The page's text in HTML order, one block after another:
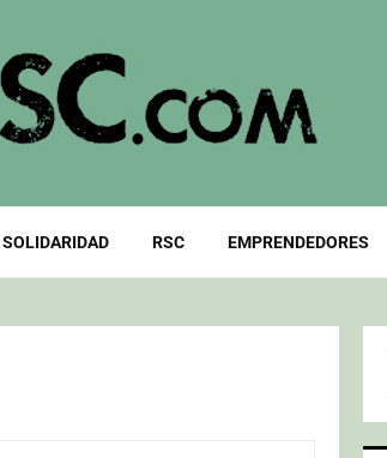
SOLIDARIDAD RSC EMPRENDEDORES